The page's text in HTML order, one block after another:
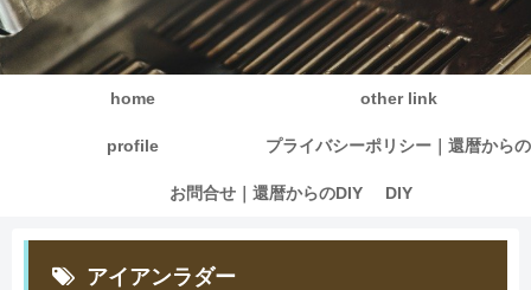
home other link
profile プライバシーポリシー｜還暦からの
DIY
お問合せ｜還暦からのDIY
アイアンラダー